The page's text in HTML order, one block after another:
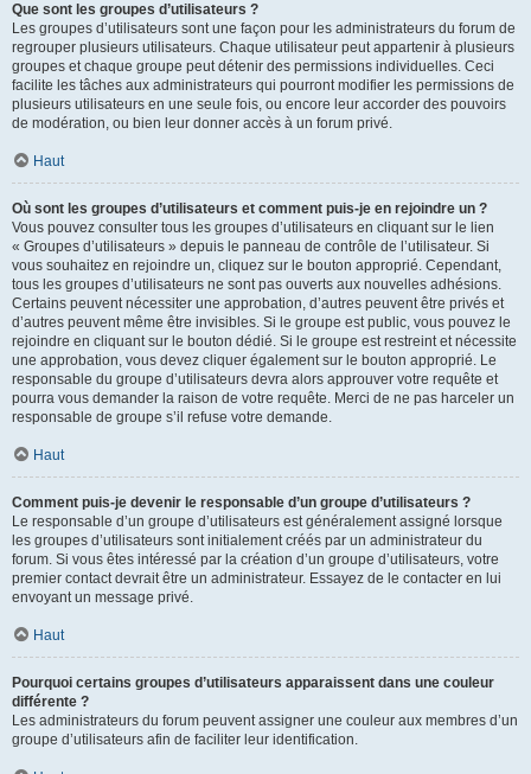
Que sont les groupes d’utilisateurs ?
Les groupes d’utilisateurs sont une façon pour les administrateurs du forum de
regrouper plusieurs utilisateurs. Chaque utilisateur peut appartenir à plusieurs
groupes et chaque groupe peut détenir des permissions individuelles. Ceci
facilite les tâches aux administrateurs qui pourront modifier les permissions de
plusieurs utilisateurs en une seule fois, ou encore leur accorder des pouvoirs
de modération, ou bien leur donner accès à un forum privé.
Haut
Où sont les groupes d’utilisateurs et comment puis-je en rejoindre un ?
Vous pouvez consulter tous les groupes d’utilisateurs en cliquant sur le lien
« Groupes d’utilisateurs » depuis le panneau de contrôle de l’utilisateur. Si
vous souhaitez en rejoindre un, cliquez sur le bouton approprié. Cependant,
tous les groupes d’utilisateurs ne sont pas ouverts aux nouvelles adhésions.
Certains peuvent nécessiter une approbation, d’autres peuvent être privés et
d’autres peuvent même être invisibles. Si le groupe est public, vous pouvez le
rejoindre en cliquant sur le bouton dédié. Si le groupe est restreint et nécessite
une approbation, vous devez cliquer également sur le bouton approprié. Le
responsable du groupe d’utilisateurs devra alors approuver votre requête et
pourra vous demander la raison de votre requête. Merci de ne pas harceler un
responsable de groupe s’il refuse votre demande.
Haut
Comment puis-je devenir le responsable d’un groupe d’utilisateurs ?
Le responsable d’un groupe d’utilisateurs est généralement assigné lorsque
les groupes d’utilisateurs sont initialement créés par un administrateur du
forum. Si vous êtes intéressé par la création d’un groupe d’utilisateurs, votre
premier contact devrait être un administrateur. Essayez de le contacter en lui
envoyant un message privé.
Haut
Pourquoi certains groupes d’utilisateurs apparaissent dans une couleur
différente ?
Les administrateurs du forum peuvent assigner une couleur aux membres d’un
groupe d’utilisateurs afin de faciliter leur identification.